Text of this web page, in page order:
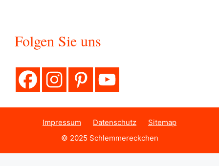
Folgen Sie uns
Impressum Datenschutz
Sitemap
© 2025 Schlemmereckchen